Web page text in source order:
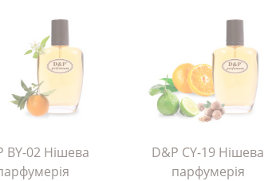
BY-02 Нішева
D&P CY-19 Нішева
парфумерія